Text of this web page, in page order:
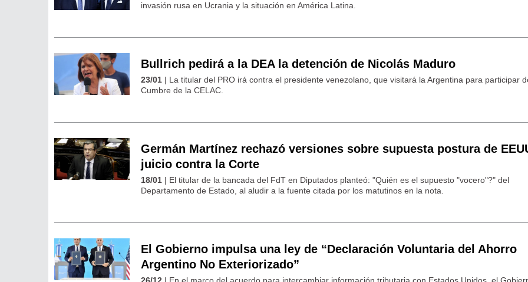
invasión rusa en Ucrania y la situación en América Latina.
Bullrich pedirá a la DEA la detención de Nicolás Maduro
23/01 | La titular del PRO irá contra el presidente venezolano, que visitará la Argentina para participar
Cumbre de la CELAC.
Germán Martínez rechazó versiones sobre supuesta postura de
juicio contra la Corte
18/01 | El titular de la bancada del FdT en Diputados planteó: "Quién es el supuesto "vocero"?" del
Departamento de Estado, al aludir a la fuente citada por los matutinos en la nota.
El Gobierno impulsa una ley de “Declaración Voluntaria del Ahorro
Argentino No Exteriorizado”
26/12 | En el marco del acuerdo para intercambiar información tributaria con Estados Unidos, el